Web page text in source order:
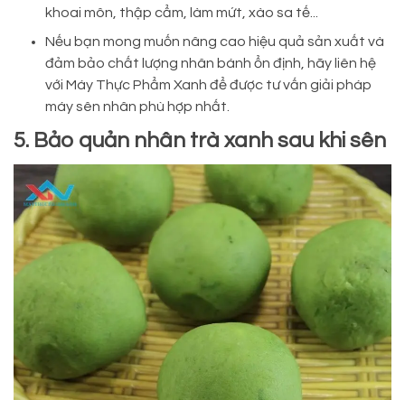
khoai môn, thập cẩm, làm mứt, xào sa tế...
Nếu bạn mong muốn nâng cao hiệu quả sản xuất và
đảm bảo chất lượng nhân bánh ổn định, hãy liên hệ
với Máy Thực Phẩm Xanh để được tư vấn giải pháp
máy sên nhân phù hợp nhất.
5. Bảo quản nhân trà xanh sau khi sên